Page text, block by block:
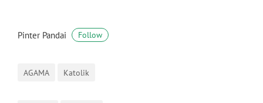
Pinter Pandai Follow
AGAMA Katolik